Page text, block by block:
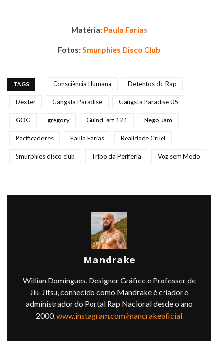
Matéria: Paula Farias
Fotos:Smurphies Disco Club
TAGS Consciência Humana Detentos do Rap
Dexter Gangsta Paradise Gangsta Paradise 05
GOG gregory Guind ‘art 121 Nego Jam
Pacificadores Paula Farias Realidade Cruel
Smurphies disco club Tribo da Periferia Voz sem Medo
Mandrake
Willian Domingues, Designer Gráfico e Professor de
Jiu-Jitsu, conhecido como Mandrake é criador e
administrador do Portal Rap Nacional desde o ano
2000.www.instagram.com/mandrakeoficial